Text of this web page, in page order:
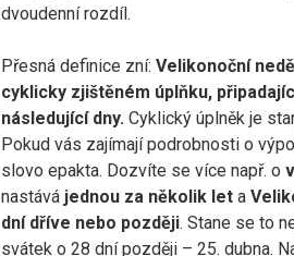
dvoudenní rozdíl.
Přesná definice zní:Velikonoční
cyklicky zjištěném úplňku,
následující dny. Cyklický úplněk je
Pokud vás zajímají podrobnosti o
slovo epakta. Dozvíte se více např. o
nastává jednou za několik let a
dní dříve nebo později. Stane se to
svátek o 28 dní později – 25. dubna.